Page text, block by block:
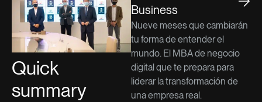
Quick
summary
Business
Nueve meses que cambiarán
tu forma de entender el
mundo. El MBA de negocio
digital que te prepara para
liderar la transformación de
una empresa real.